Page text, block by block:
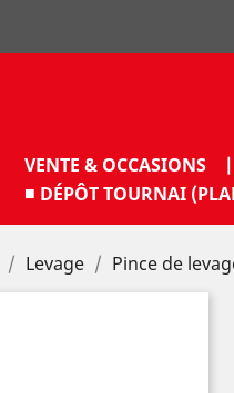
VENTE & OCCASIONS |
■ DÉPÔT TOURNAI
Levage Pince de